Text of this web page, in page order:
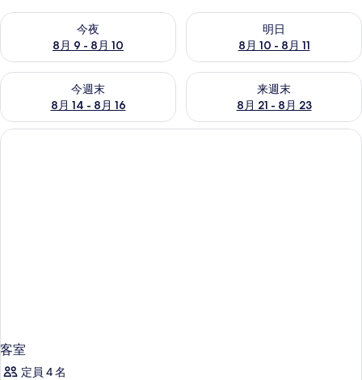
今夜
8月 9 - 8月 10
今夜 8月 9 - 8月 10 の空室状況をチェック
明日
8月 10 - 8月 11
明日 8月 10 - 8月 11 の空室状
今週末
8月 14 - 8月 16
今週末 8月 14 - 8月 16 の空室状況をチェック
来週末
8月 21 - 8月 23
来週末 8月 21 - 8月 23 の空室
客室
定員 4 名